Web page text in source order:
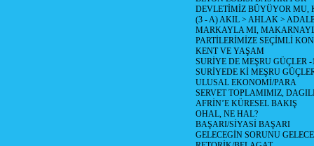
DEVLETİMİZ BÜYÜYOR MU,
(3 - A) AKIL > AHLAK >
MARKAYLA MI,
PARTİLERİMİZE SEÇİMLİ
KENT VE YAŞAM
SURİYE DE MEŞRU GÜÇLER -
SURİYEDE Kİ MEŞRU
ULUSAL EKONOMİ/PARA
SERVET TOPLAMIMIZ,
AFRİN’E KÜRESEL BAKIŞ
OHAL, NE HAL?
BAŞARI/SİYASİ BAŞARI
GELECEGİN SORUNU